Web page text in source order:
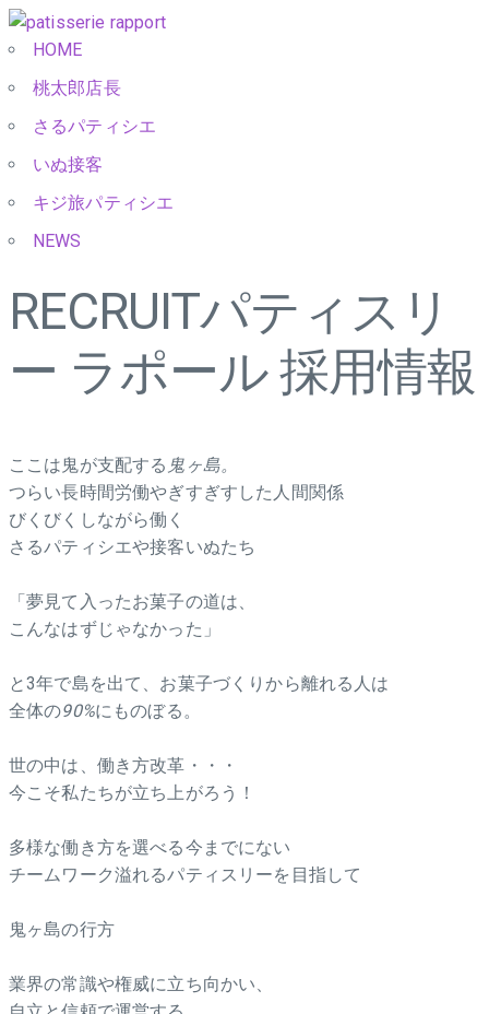
HOME
桃太郎店長
さるパティシエ
いぬ接客
キジ旅パティシエ
NEWS
RECRUITパティスリ
ー ラポール 採用情報
ここは鬼が支配する 鬼ヶ島。
つらい長時間労働やぎすぎすした人間関係
びくびくしながら働く
さるパティシエや接客いぬたち
「夢見て入ったお菓子の道は、
こんなはずじゃなかった」
と3年で島を出て、お菓子づくりから離れる人は
全体の90%にものぼる。
世の中は、働き方改革・・・
今こそ私たちが立ち上がろう！
多様な働き方を選べる今までにない
チームワーク溢れるパティスリーを目指して
鬼ヶ島の行方
業界の常識や権威に立ち向かい、